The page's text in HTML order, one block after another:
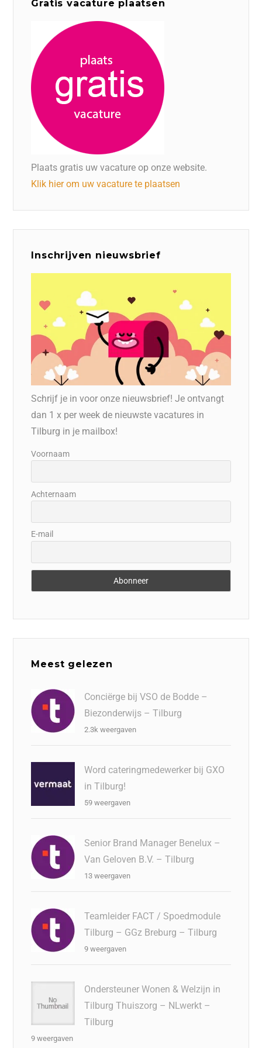
Gratis vacature plaatsen
Plaats gratis uw vacature op onze website.
Klik hier om uw vacature te plaatsen
Inschrijven nieuwsbrief
Schrijf je in voor onze nieuwsbrief! Je ontvangt
dan 1 x per week de nieuwste vacatures in
Tilburg in je mailbox!
Voornaam
Achternaam
E-mail
Meest gelezen
Conciërge bij VSO de Bodde –
Biezonderwijs – Tilburg
2.3k weergaven
Word cateringmedewerker bij GXO
in Tilburg!
59 weergaven
Senior Brand Manager Benelux –
Van Geloven B.V. – Tilburg
13 weergaven
Teamleider FACT / Spoedmodule
Tilburg – GGz Breburg – Tilburg
9 weergaven
Ondersteuner Wonen & Welzijn in
Tilburg Thuiszorg – NLwerkt –
Tilburg
9 weergaven